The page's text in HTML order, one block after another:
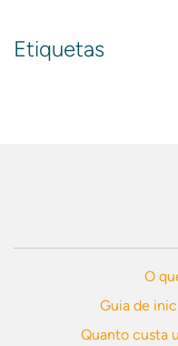
Etiquetas
O
Guia de
Quanto custa